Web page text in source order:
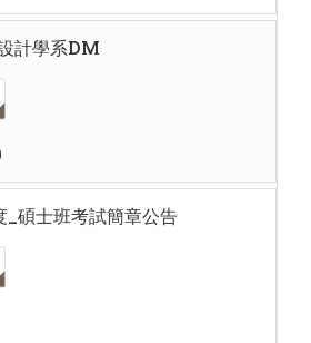
計學系DM
_碩士班考試簡章公告